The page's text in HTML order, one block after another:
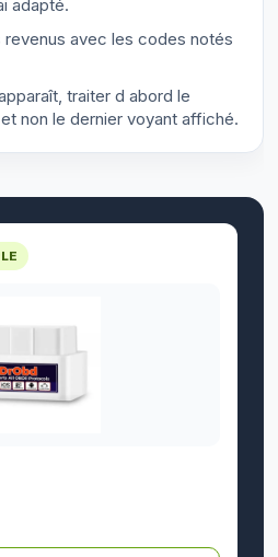
adapté.
avec les codes notés
traiter d abord le
non le dernier voyant affiché.